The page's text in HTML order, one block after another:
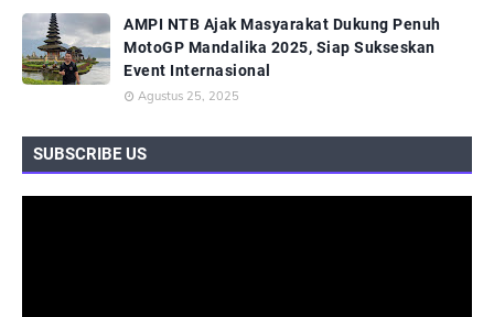
AMPI NTB Ajak Masyarakat Dukung Penuh
MotoGP Mandalika 2025, Siap Sukseskan
Event Internasional
Agustus 25, 2025
SUBSCRIBE US